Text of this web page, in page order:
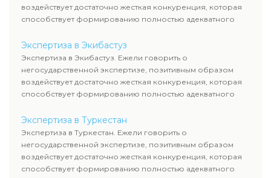
воздействует достаточно жесткая конкуренция, которая
способствует формированию полностью адекватного
Экспертиза в Экибастуз
Экспертиза в Экибастуз. Ежели говорить о
негосударственной экспертизе, позитивным образом
воздействует достаточно жесткая конкуренция, которая
способствует формированию полностью адекватного
Экспертиза в Туркестан
Экспертиза в Туркестан. Ежели говорить о
негосударственной экспертизе, позитивным образом
воздействует достаточно жесткая конкуренция, которая
способствует формированию полностью адекватного